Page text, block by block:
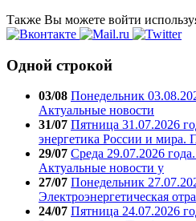
Также Вы можете войти
Одной строкой
03/08 Понедельник
Актуальные новости
31/07 Пятница 31.07.2026
энергетика России и мира.
29/07 Среда 29.07.2026
Актуальные новости у
27/07 Понедельник
Электроэнергетическая
24/07 Пятница 24.07.2026